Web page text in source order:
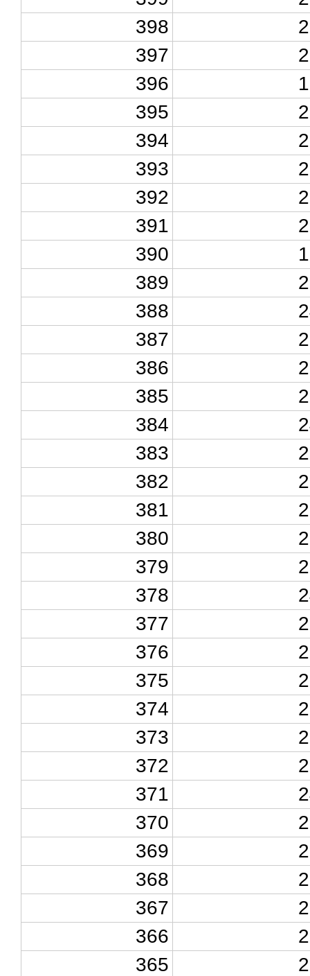
398
397
396
395
394
393
392
391
390
389
388
387
386
385
384
383
382
381
380
379
378
377
376
375
374
373
372
371
370
369
368
367
366
365